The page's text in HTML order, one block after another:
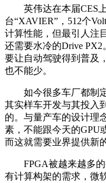
英伟达在本届CES上
台“XAVIER”，512个
计算性能，但最引人注
还需要水冷的Drive PX2
要让自动驾驶得到普及
也不能少。
如今很多车厂都制定
其实样车开发与其投入
的。与量产车的设计理
素，不能跟今天的GPU
而这就需要业界提供新
FPGA被越来越多的
有计算构架的需求，微